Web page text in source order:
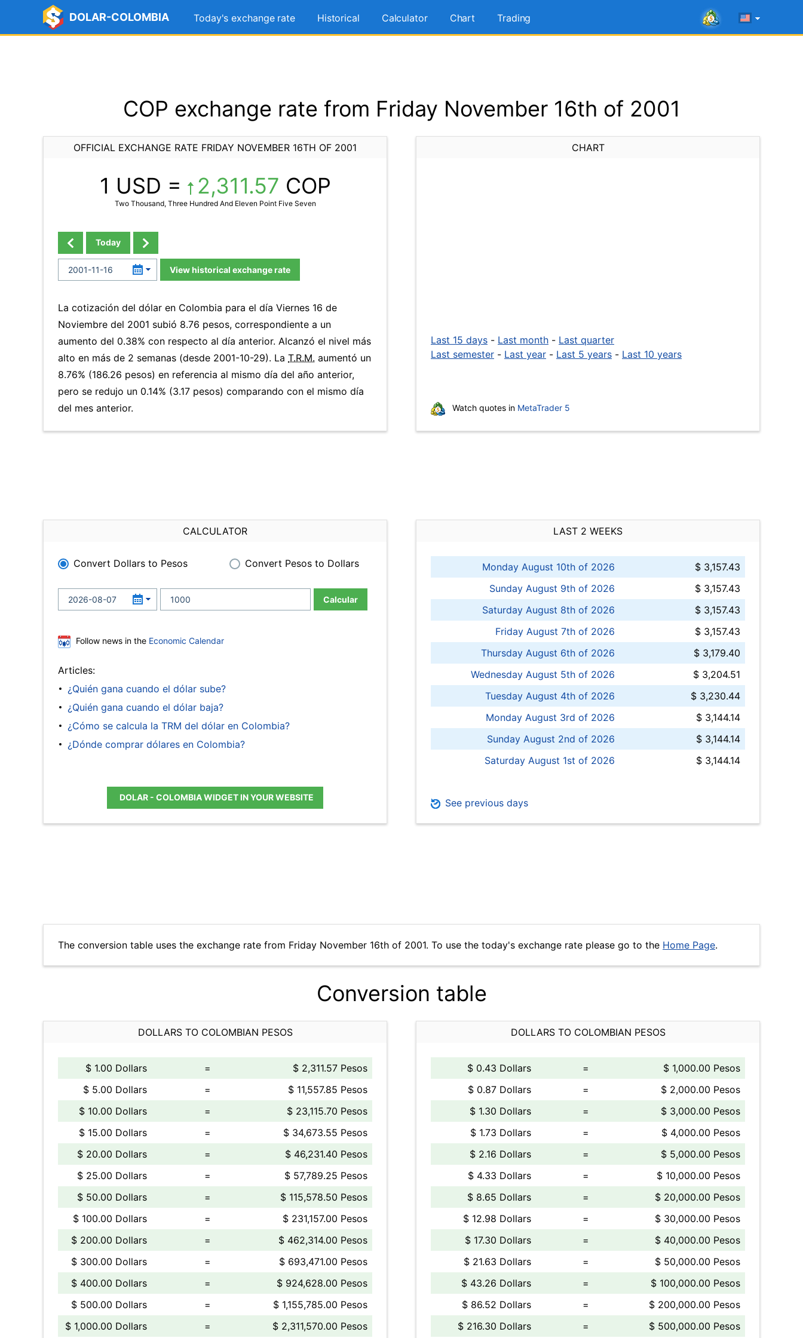
DOLAR-COLOMBIA Today's exchange rate Historical Calculator Chart Trading
COP exchange rate from Friday November 16th of 2001
OFFICIAL EXCHANGE RATE FRIDAY NOVEMBER 16TH OF 2001
1 USD = 2,311.57 COP
Two Thousand, Three Hundred And Eleven Point Five Seven
Today
View historical exchange rate
La cotización del dólar en Colombia para el día Viernes 16 de
Noviembre del 2001 subió 8.76 pesos, correspondiente a un
aumento del 0.38% con respecto al día anterior. Alcanzó el nivel más
alto en más de 2 semanas (desde 2001-10-29). La T.R.M. aumentó un
8.76% (186.26 pesos) en referencia al mismo día del año anterior,
pero se redujo un 0.14% (3.17 pesos) comparando con el mismo día
del mes anterior.
CHART
Last 15 days - Last month - Last quarter
Last semester - Last year - Last 5 years - Last 10 years
Watch quotes in MetaTrader 5
CALCULATOR
Convert Dollars to Pesos Convert Pesos to Dollars
Calcular
Follow news in the Economic Calendar
Articles:
¿Quién gana cuando el dólar sube?
¿Quién gana cuando el dólar baja?
¿Cómo se calcula la TRM del dólar en Colombia?
¿Dónde comprar dólares en Colombia?
DOLAR - COLOMBIA WIDGET IN YOUR WEBSITE
LAST 2 WEEKS
Monday August 10th of 2026
$ 3,157.43
Sunday August 9th of 2026
$ 3,157.43
Saturday August 8th of 2026
$ 3,157.43
Friday August 7th of 2026
$ 3,157.43
Thursday August 6th of 2026
$ 3,179.40
Wednesday August 5th of 2026
$ 3,204.51
Tuesday August 4th of 2026
$ 3,230.44
Monday August 3rd of 2026
$ 3,144.14
Sunday August 2nd of 2026
$ 3,144.14
Saturday August 1st of 2026
$ 3,144.14
See previous days
The conversion table uses the exchange rate from Friday November 16th of 2001. To use the today's exchange rate please go to the Home Page.
Conversion table
DOLLARS TO COLOMBIAN PESOS
$ 1.00 Dollars =
$ 2,311.57 Pesos
$ 5.00 Dollars
=
$ 11,557.85 Pesos
$ 10.00 Dollars
=
$ 23,115.70 Pesos
$ 15.00 Dollars
=
$ 34,673.55 Pesos
$ 20.00 Dollars
=
$ 46,231.40 Pesos
$ 25.00 Dollars
=
$ 57,789.25 Pesos
$ 50.00 Dollars
=
$ 115,578.50 Pesos
$ 100.00 Dollars
=
$ 231,157.00 Pesos
$ 200.00 Dollars
=
$ 462,314.00 Pesos
$ 300.00 Dollars
=
$ 693,471.00 Pesos
$ 400.00 Dollars
=
$ 924,628.00 Pesos
$ 500.00 Dollars
=
$ 1,155,785.00 Pesos
$ 1,000.00 Dollars
= $ 2,311,570.00 Pesos
DOLLARS TO COLOMBIAN PESOS
$ 0.43 Dollars =
$ 1,000.00 Pesos
$ 0.87 Dollars
=
$ 2,000.00 Pesos
$ 1.30 Dollars
=
$ 3,000.00 Pesos
$ 1.73 Dollars
=
$ 4,000.00 Pesos
$ 2.16 Dollars
=
$ 5,000.00 Pesos
$ 4.33 Dollars
=
$ 10,000.00 Pesos
$ 8.65 Dollars
=
$ 20,000.00 Pesos
$ 12.98 Dollars
=
$ 30,000.00 Pesos
$ 17.30 Dollars
=
$ 40,000.00 Pesos
$ 21.63 Dollars
=
$ 50,000.00 Pesos
$ 43.26 Dollars
=
$ 100,000.00 Pesos
$ 86.52 Dollars
=
$ 200,000.00 Pesos
$ 216.30 Dollars
= $ 500,000.00 Pesos